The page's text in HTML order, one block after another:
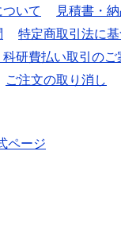
いて
見積書・
特定商取引法に
研費払い取引のご
ご注文の取り消し
ページ